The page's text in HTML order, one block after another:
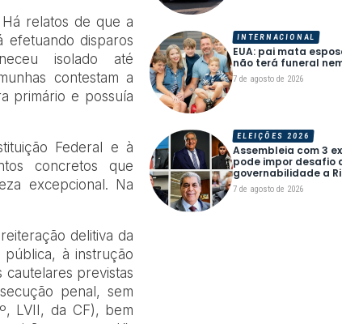
relatos de que a
efetuando disparos
isolado até
contestam a
primário e possuía
Federal e à
concretos que
excepcional. Na
delitiva da
à instrução
cautelares previstas
penal, sem
LVII, da CF), bem
EUA: pai mata
não terá funeral
7 de agosto de 2026
INTERNACIONAL
Assembleia com 3
pode impor desafio
governabilidade a
7 de agosto de 2026
ELEIÇÕES 2026